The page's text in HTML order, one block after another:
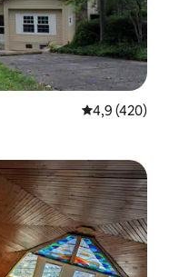
Средна
4,9 (420)